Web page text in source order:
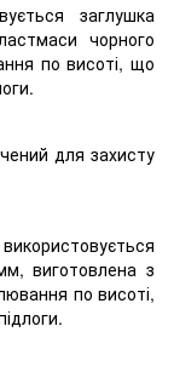
заглушка
чорного
по висоті, що
для захисту
виготовлена з
по висоті,